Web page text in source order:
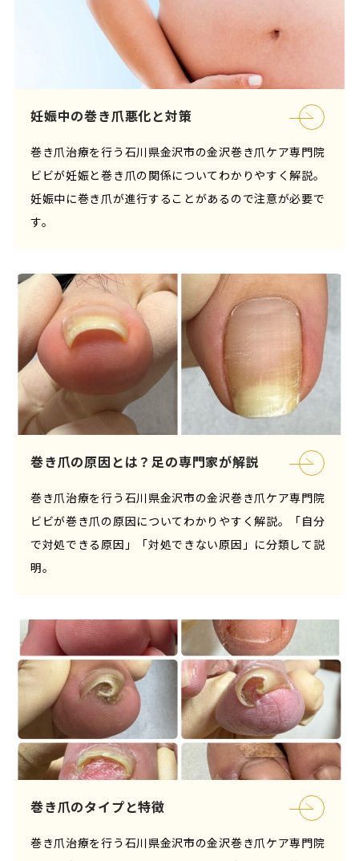
妊娠中の巻き爪悪化と対策
巻き爪治療を行う石川県金沢市の金沢巻き爪ケア専門院
ビビが妊娠と巻き爪の関係についてわかりやすく解説。
妊娠中に巻き爪が進行することがあるので注意が必要で
す。
巻き爪の原因とは？足の専門家が解説
巻き爪治療を行う石川県金沢市の金沢巻き爪ケア専門院
ビビが巻き爪の原因についてわかりやすく解説。「自分
で対処できる原因」「対処できない原因」に分類して説
明。
巻き爪のタイプと特徴
巻き爪治療を行う石川県金沢市の金沢巻き爪ケア専門院